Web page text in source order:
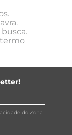
do Zona